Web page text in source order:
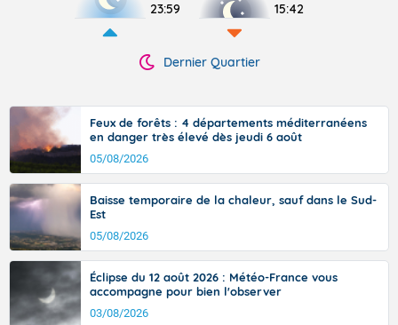
23:59 15:42
Dernier Quartier
Feux de forêts : 4 départements méditerranéens
en danger très élevé dès jeudi 6 août
05/08/2026
Baisse temporaire de la chaleur, sauf dans le Sud-
Est
05/08/2026
Éclipse du 12 août 2026 : Météo-France vous
accompagne pour bien l'observer
03/08/2026